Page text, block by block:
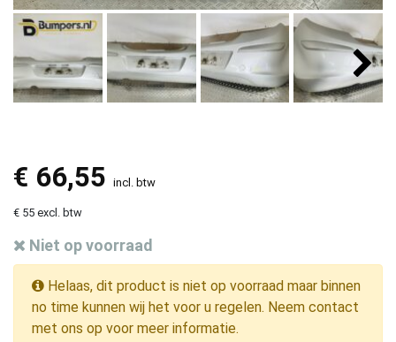
€ 66,55 incl. btw
€ 55 excl. btw
Niet op voorraad
Helaas, dit product is niet op voorraad maar binnen
no time kunnen wij het voor u regelen. Neem contact
met ons op voor meer informatie.